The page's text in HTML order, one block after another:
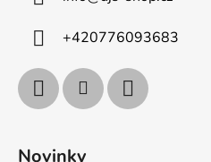
+420776093683
Novinky